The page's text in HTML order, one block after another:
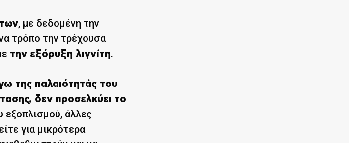
, με δεδομένη την
τρόπο την τρέχουσα
την εξόρυξη λιγνίτη.
της παλαιότητάς του
δεν προσελκύει το
εξοπλισμού, άλλες
για μικρότερα